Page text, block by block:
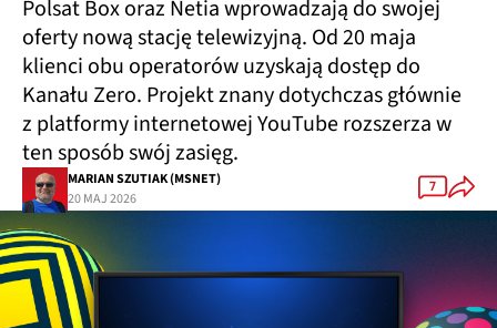
Polsat Box oraz Netia wprowadzają do swojej
oferty nową stację telewizyjną. Od 20 maja
klienci obu operatorów uzyskają dostęp do
Kanału Zero. Projekt znany dotychczas głównie
z platformy internetowej YouTube rozszerza w
ten sposób swój zasięg.
MARIAN SZUTIAK (MSNET)
20 MAJ 2026
7